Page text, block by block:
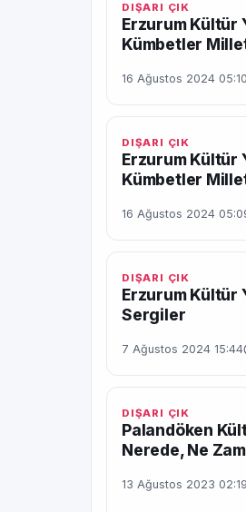
DIŞARI ÇIK
Erzurum Kültür
Kümbetler
16 Ağustos 2024 05:10
DIŞARI ÇIK
Erzurum Kültür
Kümbetler
16 Ağustos 2024
DIŞARI ÇIK
Erzurum Kültür
Sergiler
7 Ağustos 2024 15:44
DIŞARI ÇIK
Palandöken
Nerede, Ne
13 Ağustos 2023 02:19